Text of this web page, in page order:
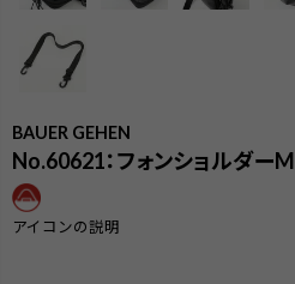
BAUER GEHEN
No.60621：フォンショルダーM
アイコンの説明